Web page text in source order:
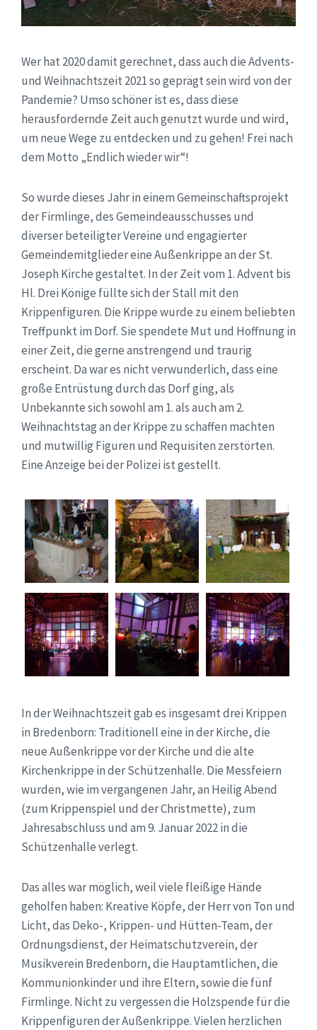
Wer hat 2020 damit gerechnet, dass auch die Advents-
und Weihnachtszeit 2021 so geprägt sein wird von der
Pandemie? Umso schöner ist es, dass diese
herausfordernde Zeit auch genutzt wurde und wird,
um neue Wege zu entdecken und zu gehen! Frei nach
dem Motto „Endlich wieder wir“!
So wurde dieses Jahr in einem Gemeinschaftsprojekt
der Firmlinge, des Gemeindeausschusses und
diverser beteiligter Vereine und engagierter
Gemeindemitglieder eine Außenkrippe an der St.
Joseph Kirche gestaltet. In der Zeit vom 1. Advent bis
Hl. Drei Könige füllte sich der Stall mit den
Krippenfiguren. Die Krippe wurde zu einem beliebten
Treffpunkt im Dorf. Sie spendete Mut und Hoffnung in
einer Zeit, die gerne anstrengend und traurig
erscheint. Da war es nicht verwunderlich, dass eine
große Entrüstung durch das Dorf ging, als
Unbekannte sich sowohl am 1. als auch am 2.
Weihnachtstag an der Krippe zu schaffen machten
und mutwillig Figuren und Requisiten zerstörten.
Eine Anzeige bei der Polizei ist gestellt.
In der Weihnachtszeit gab es insgesamt drei Krippen
in Bredenborn: Traditionell eine in der Kirche, die
neue Außenkrippe vor der Kirche und die alte
Kirchenkrippe in der Schützenhalle. Die Messfeiern
wurden, wie im vergangenen Jahr, an Heilig Abend
(zum Krippenspiel und der Christmette), zum
Jahresabschluss und am 9. Januar 2022 in die
Schützenhalle verlegt.
Das alles war möglich, weil viele fleißige Hände
geholfen haben: Kreative Köpfe, der Herr von Ton und
Licht, das Deko-, Krippen- und Hütten-Team, der
Ordnungsdienst, der Heimatschutzverein, der
Musikverein Bredenborn, die Hauptamtlichen, die
Kommunionkinder und ihre Eltern, sowie die fünf
Firmlinge. Nicht zu vergessen die Holzspende für die
Krippenfiguren der Außenkrippe. Vielen herzlichen